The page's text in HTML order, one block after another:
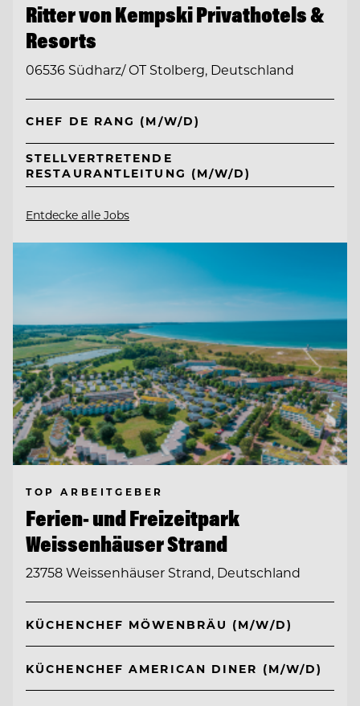
Ritter von Kempski Privathotels &
Resorts
06536 Südharz/ OT Stolberg, Deutschland
CHEF DE RANG (M/W/D)
STELLVERTRETENDE
RESTAURANTLEITUNG (M/W/D)
Entdecke alle Jobs
TOP ARBEITGEBER
Ferien- und Freizeitpark
Weissenhäuser Strand
23758 Weissenhäuser Strand, Deutschland
KÜCHENCHEF MÖWENBRÄU (M/W/D)
KÜCHENCHEF AMERICAN DINER (M/W/D)